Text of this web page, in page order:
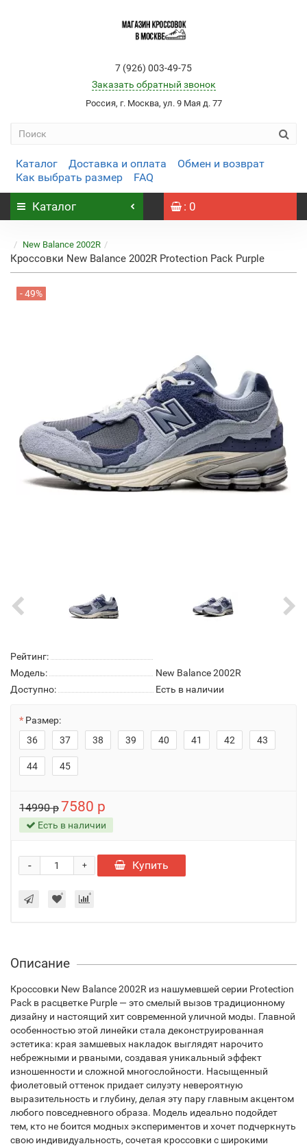
7 (926) 003-49-75
Заказать обратный звонок
Россия, г. Москва, ул. 9 Мая д. 77
Каталог Доставка и оплата
Обмен и возврат
Как выбрать размер
FAQ
Каталог : 0
New Balance 2002R
Кроссовки New Balance 2002R Protection Pack Purple
- 49%
Рейтинг:
Модель:
New Balance 2002R
Доступно:
Есть в наличии
Размер:
36
37 38 39 40 41 42 43
44 45
14990 р7580 р
Есть в наличии
+
- Купить
Описание
Кроссовки New Balance 2002R из нашумевшей серии Protection
Pack в расцветке Purple — это смелый вызов традиционному
дизайну и настоящий хит современной уличной моды. Главной
особенностью этой линейки стала деконструированная
эстетика: края замшевых накладок выглядят нарочито
небрежными и рваными, создавая уникальный эффект
изношенности и сложной многослойности. Насыщенный
фиолетовый оттенок придает силуэту невероятную
выразительность и глубину, делая эту пару главным акцентом
любого повседневного образа. Модель идеально подойдет
тем, кто не боится модных экспериментов и хочет подчеркнуть
свою индивидуальность, сочетая кроссовки с широкими